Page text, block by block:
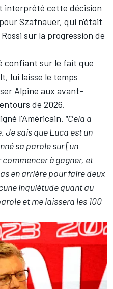
interprété cette décision
Szafnauer, qui n'était
sur la progression de
confiant sur le fait que
lui laisse le temps
Alpine aux avant-
de 2026.
l'Américain. "Cela a
Je sais que Luca est un
sa parole sur [un
à gagner, et
en arrière pour faire deux
inquiétude quant au
et me laissera les 100